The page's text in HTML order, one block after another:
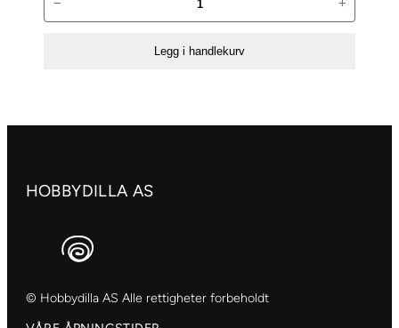
Rispapir
− +
Legg i handlekurv
HOBBYDILLA AS
© Hobbydilla AS Alle rettigheter forbeholdt